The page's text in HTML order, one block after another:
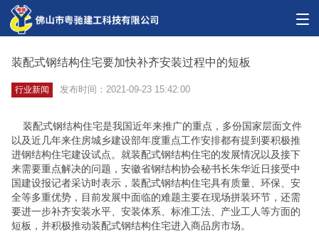
装配式钢结构住宅要加快补齐安装过程中的短板
行业新闻 发布时间：2021-09-23 15:42:00
装配式钢结构住宅是我国近年来推广的重点，多份国家层面文件
以及近几年来住房城乡建设部年度重点工作安排都有提到要积极推
进钢结构住宅建设试点。就装配式钢结构住宅的发展情况以及接下
来需要重点解决的问题，安徽省钢结构协会秘书长朱华近日接受中
国建设报记者采访时表示，装配式钢结构住宅具有质量、环保、安
全等多重优势，目前发展中面临的难题主要在现场拼装环节，还需
要进一步补齐安装水平、安装体系、标准工法、产业工人等方面的
短板，并积极推动装配式钢结构住宅进入商品房市场。